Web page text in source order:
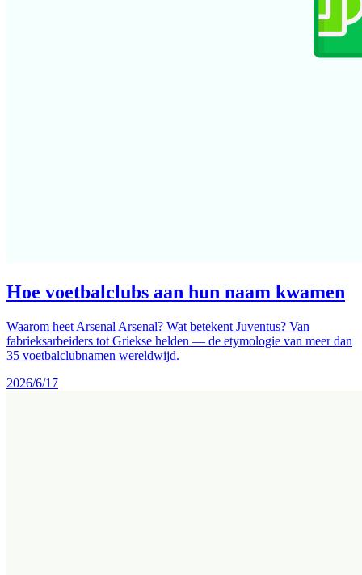
Hoe voetbalclubs aan hun naam kwamen
Waarom heet Arsenal Arsenal? Wat betekent Juventus? Van
fabrieksarbeiders tot Griekse helden — de etymologie van meer dan
35 voetbalclubnamen wereldwijd.
2026/6/17